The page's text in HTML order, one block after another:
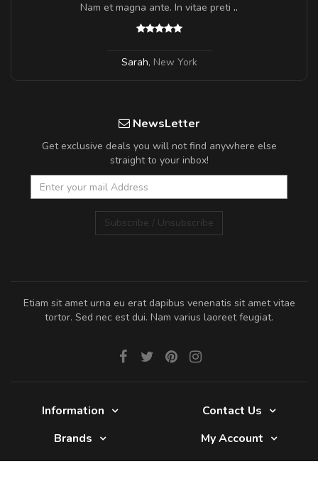
Nam et magna ante. In vitae preti ..
Sarah, New York
NewsLetter
Get exclusive deals you will not find anywhere else
straight to your inbox!
Subscribe / Unsubscribe
Etiam sit amet urna eu erat dapibus venenatis sit amet vitae
tortor. Sed nec est dui. Nam varius laoreet feugiat.
Information
Contact Us
Brands
My Account